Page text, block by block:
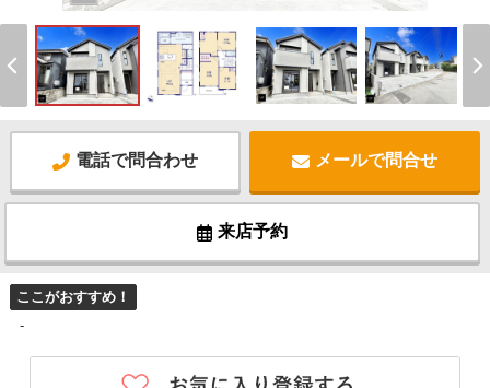
電話で問合わせ メールで問合せ
来店予約
ここがおすすめ！
-